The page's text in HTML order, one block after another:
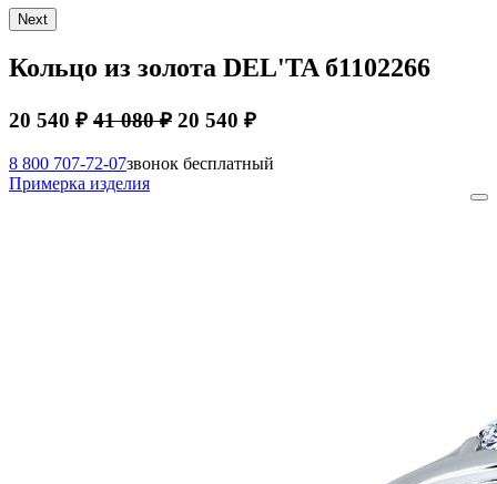
Next
Кольцо из золота DEL'TA б1102266
20 540 ₽ 41 080 ₽ 20 540 ₽
8 800 707-72-07звонок бесплатный
Примерка изделия